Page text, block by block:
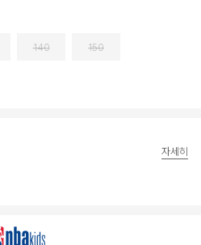
140 150
자세히